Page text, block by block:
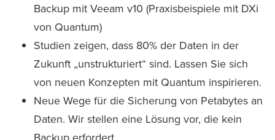
Backup mit Veeam v10 (Praxisbeispiele mit DXi
von Quantum)
Studien zeigen, dass 80% der Daten in der
Zukunft „unstrukturiert“ sind. Lassen Sie sich
von neuen Konzepten mit Quantum inspirieren.
Neue Wege für die Sicherung von Petabytes an
Daten. Wir stellen eine Lösung vor, die kein